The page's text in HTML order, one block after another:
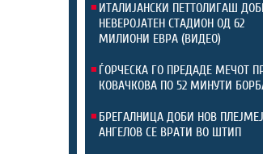
ИТАЛИЈАНСКИ ПЕТТОЛИГАШ
НЕВЕРОЈАТЕН СТАДИОН ОД 62
МИЛИОНИ ЕВРА (ВИДЕО)
ЃОРЧЕСКА ГО ПРЕДАДЕ МЕЧОТ
КОВАЧКОВА ПО 52 МИНУТИ
БРЕГАЛНИЦА ДОБИ НОВ
АНГЕЛОВ СЕ ВРАТИ ВО ШТИП